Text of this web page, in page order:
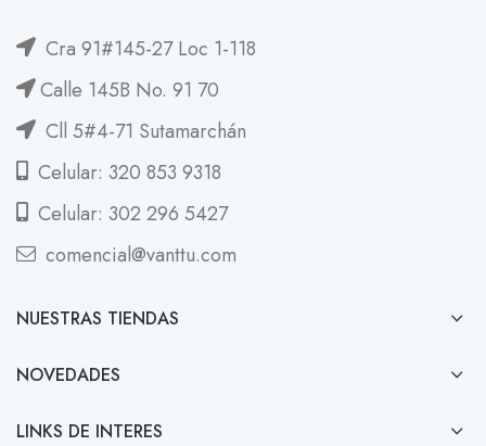
Cra 91#145-27 Loc 1-118
Calle 145B No. 91 70
Cll 5#4-71 Sutamarchán
Celular: 320 853 9318
Celular: 302 296 5427
comencial@vanttu.com
NUESTRAS TIENDAS
NOVEDADES
LINKS DE INTERES